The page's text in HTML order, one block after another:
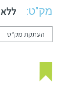
מק"ט: ללא
העתקת מק“ט